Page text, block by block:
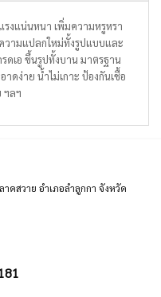
งแน่นหนา เพิ่มความหรูหรา
วามแปลกใหม่ทั้งรูปแบบและ
ดเอ ขึ้นรูปทั้งบาน มาตรฐาน
ดง่าย น้ำไม่เกาะ ป้องกันเชื้อ
ฯลฯ
ดสวาย อำเภอลำลูกกา จังหวัด